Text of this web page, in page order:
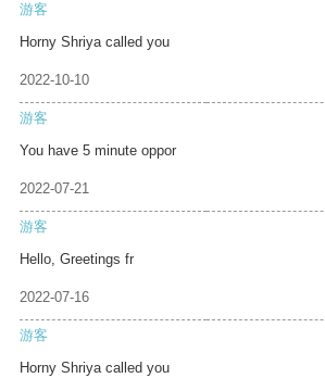
游客
Horny Shriya called you
2022-10-10
游客
You have 5 minute oppor
2022-07-21
游客
Hello, Greetings fr
2022-07-16
游客
Horny Shriya called you